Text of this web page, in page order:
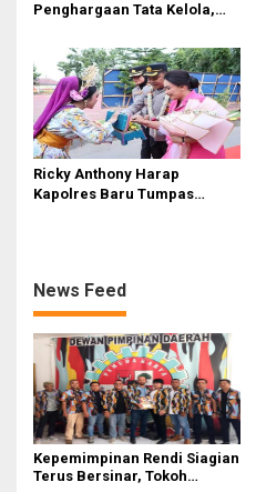
Penghargaan Tata Kelola,
dan Efisiensi
Ricky Anthony Harap
Kapolres Baru Tumpas
News Feed
Kepemimpinan Rendi Siagian
Terus Bersinar, Tokoh